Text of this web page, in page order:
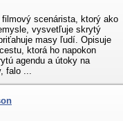
scenárista, ktorý ako
vysvetľuje skrytý
masy ľudí. Opisuje
ktorá ho napokon
agendu a útoky na
falo ...